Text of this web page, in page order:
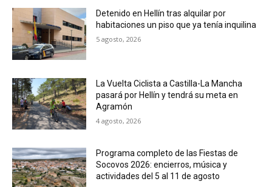
Detenido en Hellín tras alquilar por
habitaciones un piso que ya tenía inquilina
5 agosto, 2026
La Vuelta Ciclista a Castilla-La Mancha
pasará por Hellín y tendrá su meta en
Agramón
4 agosto, 2026
Programa completo de las Fiestas de
Socovos 2026: encierros, música y
actividades del 5 al 11 de agosto